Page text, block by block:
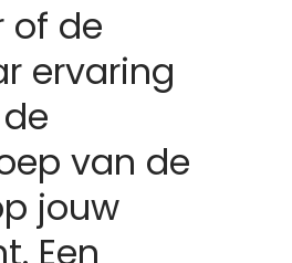
of de
ervaring
van de
jouw
Een